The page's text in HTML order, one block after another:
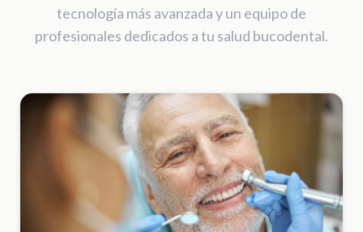
tecnología más avanzada y un equipo de
profesionales dedicados a tu salud bucodental.